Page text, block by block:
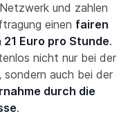
und zahlen
einen fairen
Euro pro Stunde.
nicht nur bei der
sondern auch bei der
durch die
.